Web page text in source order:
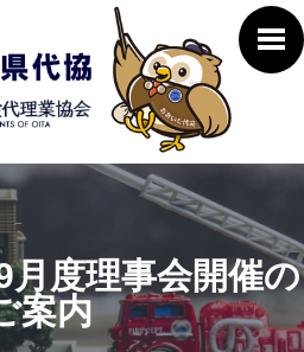
度理事会開催の
案内